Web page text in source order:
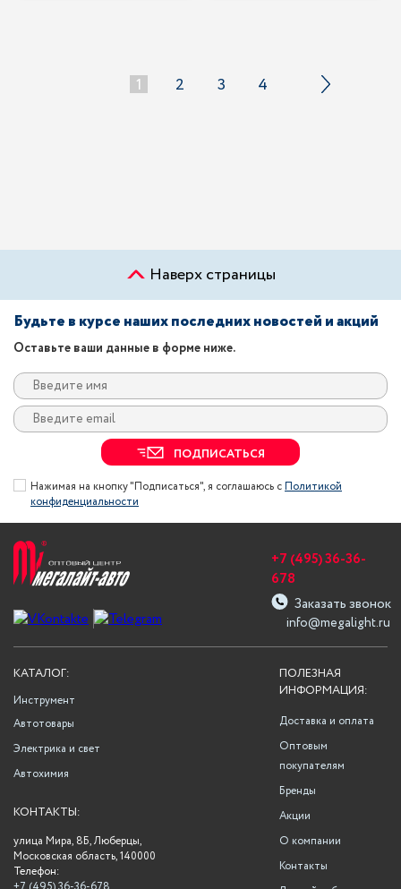
1 2 3 4
Наверх страницы
Будьте в курсе наших последних новостей и акций
Оставьте ваши данные в форме ниже.
ПОДПИСАТЬСЯ
Нажимая на кнопку "Подписаться", я соглашаюсь сПолитикой
конфиденциальности
info@megalight.ru
+7 (495) 36-36-
678
Заказать звонок
ПОЛЕЗНАЯ
ИНФОРМАЦИЯ:
Доставка и оплата
Оптовым
покупателям
Бренды
Акции
О компании
Контакты
КАТАЛОГ:
Инструмент
Автотовары
Электрика и свет
Автохимия
КОНТАКТЫ:
улица Мира, 8Б, Люберцы,
Московская область, 140000
Телефон: